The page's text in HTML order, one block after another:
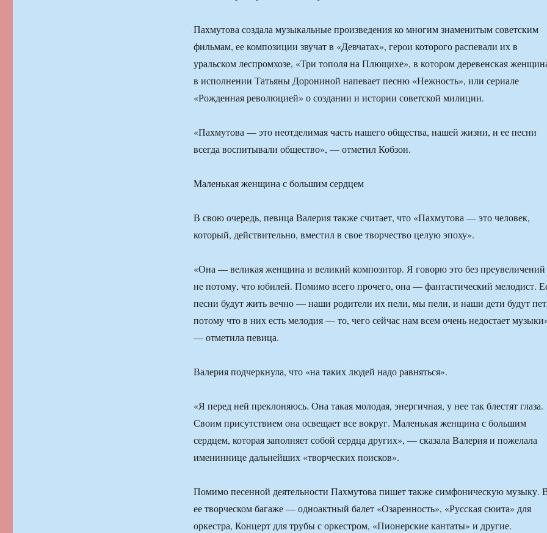
Пахмутова создала музыкальные произведения ко многим знаменитым советским
фильмам, ее композиции звучат в «Девчатах», герои которого распевали их в
уральском леспромхозе, «Три тополя на Плющихе», в котором деревенская
в исполнении Татьяны Дорониной напевает песню «Нежность», или сериале
«Рожденная революцией» о создании и истории советской милиции.
«Пахмутова — это неотделимая часть нашего общества, нашей жизни, и ее песни
всегда воспитывали общество», — отметил Кобзон.
Маленькая женщина с большим сердцем
В свою очередь, певица Валерия также считает, что «Пахмутова — это человек,
который, действительно, вместил в свое творчество целую эпоху».
«Она — великая женщина и великий композитор. Я говорю это без
не потому, что юбилей. Помимо всего прочего, она — фантастический мелодист.
песни будут жить вечно — наши родители их пели, мы пели, и наши дети будут
потому что в них есть мелодия — то, чего сейчас нам всем очень недостает
— отметила певица.
Валерия подчеркнула, что «на таких людей надо равняться».
«Я перед ней преклоняюсь. Она такая молодая, энергичная, у нее так блестят глаза.
Своим присутствием она освещает все вокруг. Маленькая женщина с большим
сердцем, которая заполняет собой сердца других», — сказала Валерия и пожелала
имениннице дальнейших «творческих поисков».
Помимо песенной деятельности Пахмутова пишет также симфоническую музыку.
ее творческом багаже — одноактный балет «Озаренность», «Русская сюита» для
оркестра, Концерт для трубы с оркестром, «Пионерские кантаты» и другие.